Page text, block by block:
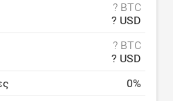
? BTC
? USD
? BTC
? USD
0%